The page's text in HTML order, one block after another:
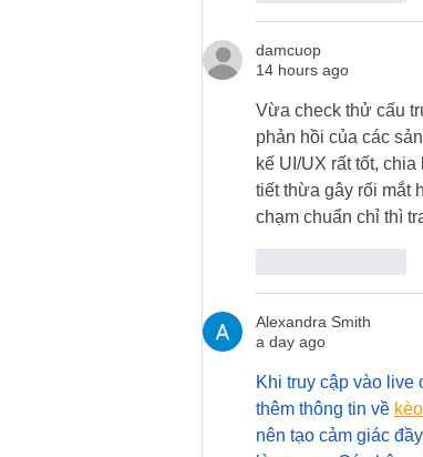
damcuop
14 hours ago
Vừa check thử cấu
phản hồi của các
kế UI/UX rất tốt,
tiết thừa gây rối mắt
chạm chuẩn chỉ thì
Alexandra Smith
a day ago
Khi truy cập vào live
thêm thông tin về
nên tạo cảm giác